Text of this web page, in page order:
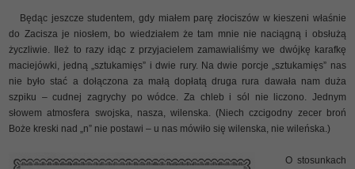
Będąc jeszcze studentem, gdy miałem parę złociszów w kieszeni właśnie
do Zacisza je niosłem, bo wiedziałem że tam mnie nie naciągną i obsłużą
życzliwie. Ileż to razy idąc z przyjacielem zamawialiśmy we dwójkę karafkę
maciejówki, jedną „sztukamięs” i dwie rury. Na dwie porcje „sztukamięs” nas
nie było stać a dołączona za małą dopłatą druga rura dawała nam duża
szpiku – cudnej zagrychy po wódce. Za chleb i sól nie liczono. Jednym
słowem atmosfera swojska, nasza, wilenska. (Niech czcigodny zecer broń
Boże kreski nad „n” nie postawi – u nas mówiło się wilenska, nie wileńska.)
O stosunkach